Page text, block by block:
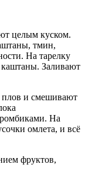
целым куском.
тмин,
На тарелку
каштаны. Заливают
и смешивают
На
омлета, и всё
фруктов,